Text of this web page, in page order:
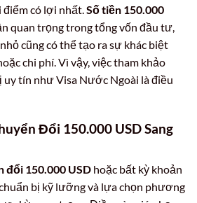
điểm có lợi nhất.Số tiền 150.000
quan trọng trong tổng vốn đầu tư,
cũng có thể tạo ra sự khác biệt
chi phí. Vì vậy, việc tham khảo
tín như Visa Nước Ngoài là điều
Đổi 150.000 USD Sang
đổi 150.000 USD hoặc bất kỳ khoản
bị kỹ lưỡng và lựa chọn phương